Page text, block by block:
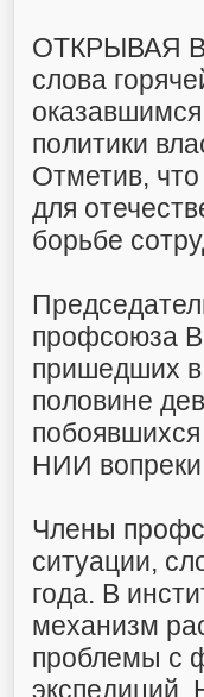
ОТКРЫВАЯ
слова
политики
Отметив,
для
борьбе
профсоюза
пришедших в
половине
НИИ вопреки
Члены
ситуации,
года. В
механизм
проблемы с
экспедиций.